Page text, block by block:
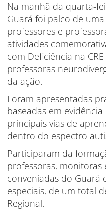
Na manhã da quarta-
Guará foi palco de
professores e
atividades
com Deficiência na
professoras
da ação.
Foram apresentadas
baseadas em
principais vias de
dentro do espectro
Participaram da
professoras, monitoras
conveniadas do Guará
especiais, de um total
Regional.